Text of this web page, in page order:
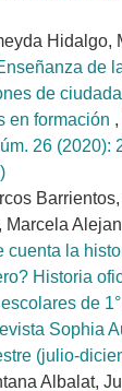
Hidalgo,
de
de
en formación ,
26 (2020):
Marcela
cuenta la
Historia
de
Sophia
(julio-
Albalat,